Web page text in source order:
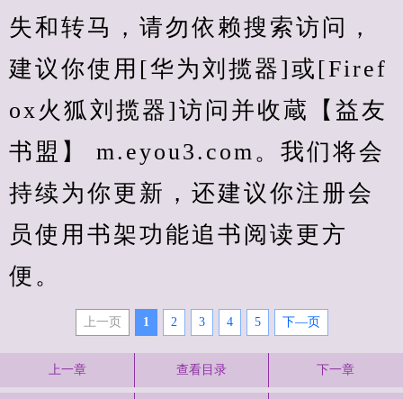
失和转马，请勿依赖搜索访问，
建议你使用[华为刘揽器]或[Firef
ox火狐刘揽器]访问并收蔵【益友
书盟】 m.eyou3.com。我们将会
持续为你更新，还建议你注册会
员使用书架功能追书阅读更方
便。
上一页 1 2 3 4 5 下—页
上一章 查看目录 下一章